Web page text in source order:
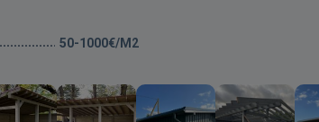
50-1000€/M2